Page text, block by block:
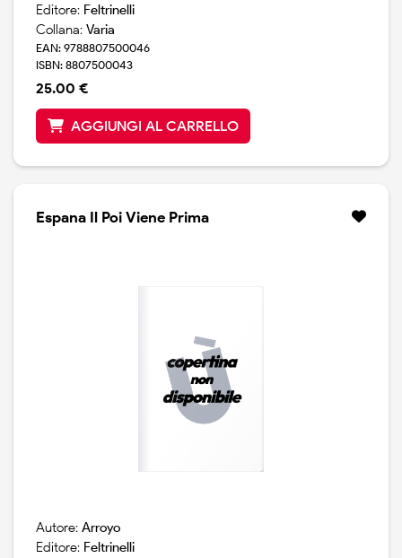
Editore: Feltrinelli
Collana: Varia
EAN: 9788807500046
ISBN: 8807500043
25.00 €
AGGIUNGI AL CARRELLO
Espana Il Poi Viene Prima
Autore: Arroyo
Editore: Feltrinelli